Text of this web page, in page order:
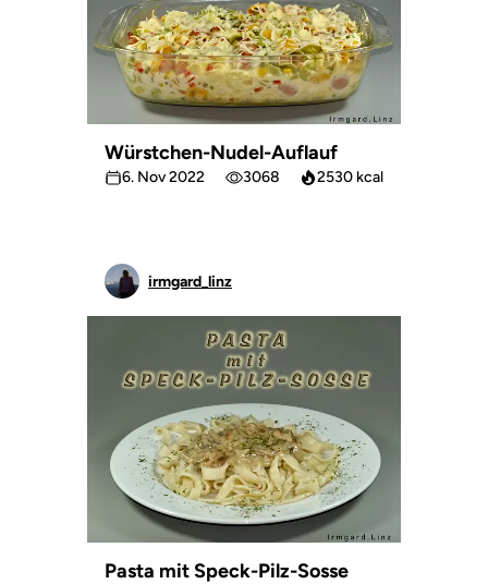
Würstchen-Nudel-Auflauf
6. Nov 2022 3068 2530 kcal
irmgard_linz
Pasta mit Speck-Pilz-Sosse